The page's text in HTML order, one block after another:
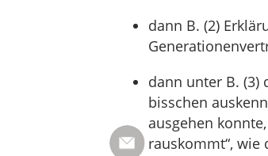
dann B. (2)
dann unter B. (3)
bisschen
ausgehen
rauskommt“, wie